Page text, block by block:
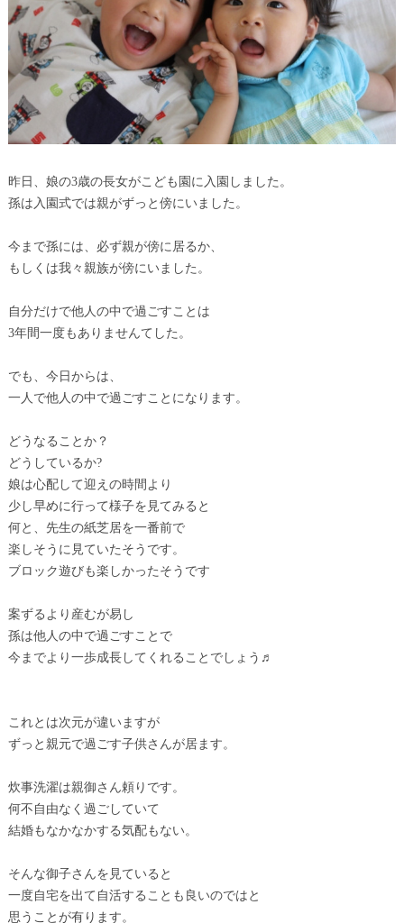
昨日、娘の3歳の長女がこども園に入園しました。
孫は入園式では親がずっと傍にいました。
今まで孫には、必ず親が傍に居るか、
もしくは我々親族が傍にいました。
自分だけで他人の中で過ごすことは
3年間一度もありませんてした。
でも、今日からは、
一人で他人の中で過ごすことになります。
どうなることか？
どうしているか?
娘は心配して迎えの時間より
少し早めに行って様子を見てみると
何と、先生の紙芝居を一番前で
楽しそうに見ていたそうです。
ブロック遊びも楽しかったそうです
案ずるより産むが易し
孫は他人の中で過ごすことで
今までより一歩成長してくれることでしょう♬
これとは次元が違いますが
ずっと親元で過ごす子供さんが居ます。
炊事洗濯は親御さん頼りです。
何不自由なく過ごしていて
結婚もなかなかする気配もない。
そんな御子さんを見ていると
一度自宅を出て自活することも良いのではと
思うことが有ります。